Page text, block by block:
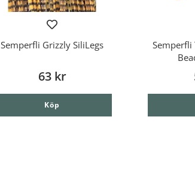
Semperfli Grizzly SiliLegs
63 kr
Köp
Semperfli